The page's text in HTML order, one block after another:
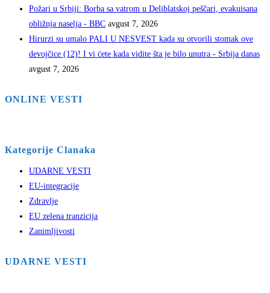
Požari u Srbiji: Borba sa vatrom u Deliblatskoj peščari, evakuisana
obližnja naselja - BBC avgust 7, 2026
Hirurzi su umalo PALI U NESVEST kada su otvorili stomak ove
devojčice (12)! I vi ćete kada vidite šta je bilo unutra - Srbija danas
avgust 7, 2026
ONLINE VESTI
Kategorije Clanaka
UDARNE VESTI
EU-integracije
Zdravlje
EU zelena tranzicija
Zanimljivosti
UDARNE VESTI